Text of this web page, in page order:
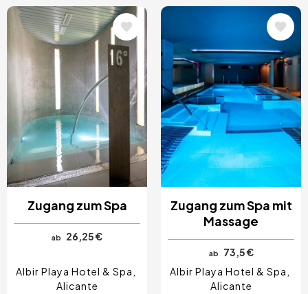
Bild
Zugang zum Spa
ab 26,25 €
Albir Playa Hotel & Spa
Alicante
Zugang zum Spa mit
Massage
ab
73,5 €
Albir Playa Hotel & Spa
Alicante